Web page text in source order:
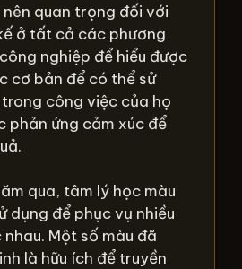
quan trọng đối với
ở tất cả các phương
nghiệp để hiểu được
cơ bản để có thể sử
công việc của họ
phản ứng cảm xúc để
qua, tâm lý học màu
dụng để phục vụ nhiều
Một số màu đã
là hữu ích để truyền